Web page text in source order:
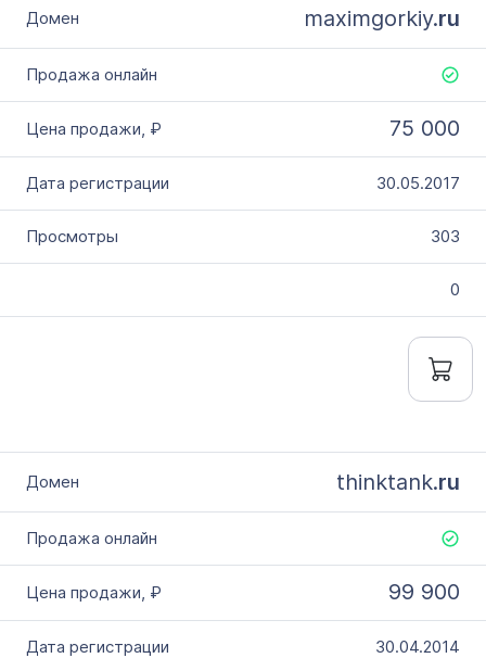
maximgorkiy.ru
75 000
30.05.2017
303
0
thinktank.ru
99 900
30.04.2014